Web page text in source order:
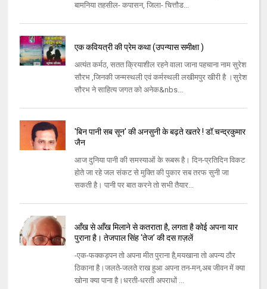
बामनिया तहसील- कपासन, जिला- चित्तौड...
एक कवियत्री की प्रेम कथा (उपन्यास समीक्षा )
अत्यंत कर्मठ, सतत क्रियाशील रहने वाला जाना पहचाना नाम सुरेश
सौरभ ,जिनकी जन्मस्थली एवं कर्मस्थली लखीमपुर खीरी है ।सुरेश
सौरभ ने साहित्य जगत को अनेक&nbs...
'बिन पानी सब सून' की अनसुनी के बढ़ते खतरे ! डॉ.चन्द्रकुमार
जैन
आज दुनिया पानी की समस्याओं के रूबरू है। दिन-प्रतिदिन विकट
होते जा रहे जल संकट से मुक्ति की पुकार सब तरफ सुनी जा
सकती है। पानी पर बात करने तो सभी तैयार...
आँख से आँख मिलाने से कतराता है, लगता है कोई अपना यार
पुराना है। तेजपाल सिंह ‘तेज’ की दस ग़ज़लें
-एक-फक्कड़पन तो अपना मीत पुराना है,मयखाना तो अपन्य ठौर
ठिकाना है।​​जलते-जलते राख हुआ अपना तन-मन,अब जीवन में क्या
खोना क्या पाना है।​​धरती-धरती अपराधों ...